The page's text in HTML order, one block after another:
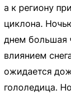
а к региону
циклона.
днем большая
влиянием
ожидается
гололедица.